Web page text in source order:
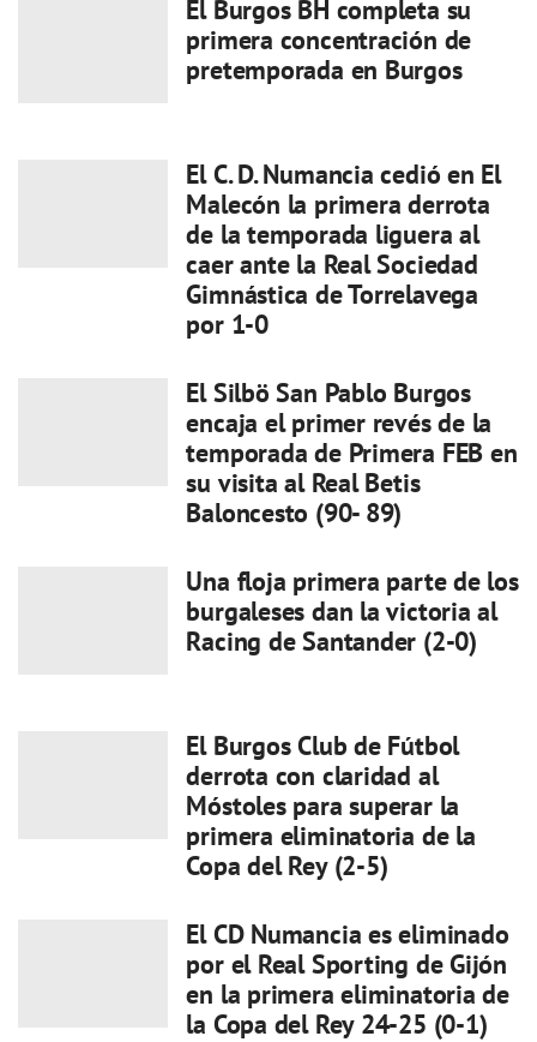
El Burgos BH completa su
primera concentración de
pretemporada en Burgos
El C. D. Numancia cedió en El
Malecón la primera derrota
de la temporada liguera al
caer ante la Real Sociedad
Gimnástica de Torrelavega
por 1-0
El Silbö San Pablo Burgos
encaja el primer revés de la
temporada de Primera FEB en
su visita al Real Betis
Baloncesto (90- 89)
Una floja primera parte de los
burgaleses dan la victoria al
Racing de Santander (2-0)
El Burgos Club de Fútbol
derrota con claridad al
Móstoles para superar la
primera eliminatoria de la
Copa del Rey (2-5)
El CD Numancia es eliminado
por el Real Sporting de Gijón
en la primera eliminatoria de
la Copa del Rey 24-25 (0-1)